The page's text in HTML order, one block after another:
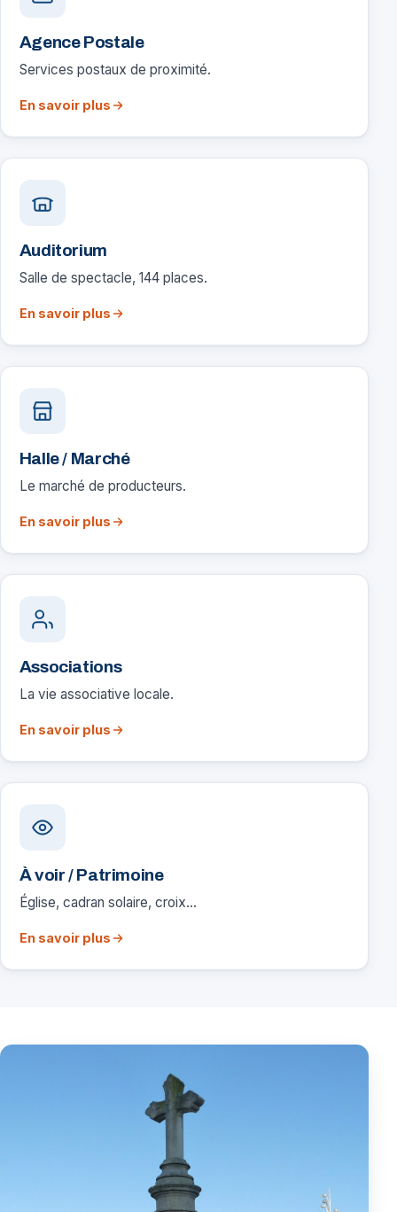
Agence Postale
Services postaux de proximité.
En savoir plus
Auditorium
Salle de spectacle, 144 places.
En savoir plus
Halle / Marché
Le marché de producteurs.
En savoir plus
Associations
La vie associative locale.
En savoir plus
À voir / Patrimoine
Église, cadran solaire, croix…
En savoir plus